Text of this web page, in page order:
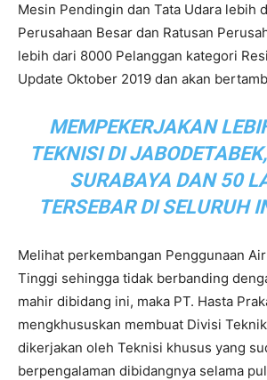
Mesin Pendingin dan Tata Udara lebih
Perusahaan Besar dan Ratusan
lebih dari 8000 Pelanggan kategori
Update Oktober 2019 dan akan
MEMPEKERJAKAN
TEKNISI DI
SURABAYA DAN 50
TERSEBAR DI SELURUH
Melihat perkembangan Penggunaan
Tinggi sehingga tidak berbanding
mahir dibidang ini, maka PT. Hasta
mengkhususkan membuat Divisi
dikerjakan oleh Teknisi khusus yang
berpengalaman dibidangnya selama